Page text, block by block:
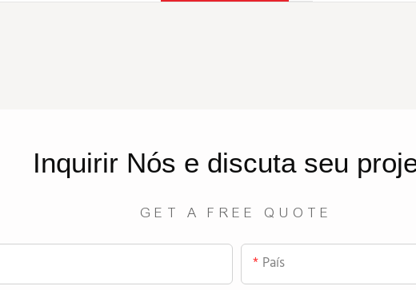
Inquirir Nós e discuta seu
GET A FREE QUOTE
País